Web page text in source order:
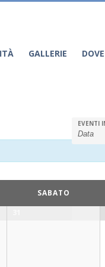
GALLERIE
EVENTI
SABATO